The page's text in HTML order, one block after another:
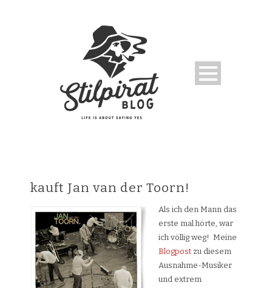
kauft Jan van der Toorn!
Als ich den Mann das
erste mal hörte, war
ich völlig weg! Meine
Blogpost zu diesem
Ausnahme-Musiker
und extrem